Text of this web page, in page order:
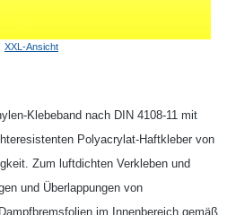
XXL-Ansicht
Klebeband nach DIN 4108-11 mit
Polyacrylat-Haftkleber von
Zum luftdichten Verkleben und
und Überlappungen von
im Innenbereich gemäß